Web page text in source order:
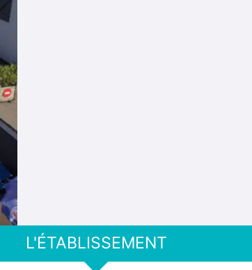
L'ÉTABLISSEMENT